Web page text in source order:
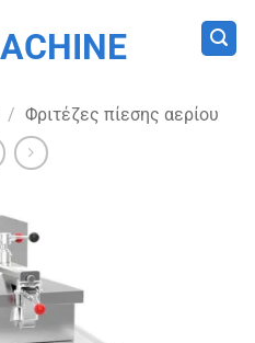
/ Φριτέζες πίεσης αερίου